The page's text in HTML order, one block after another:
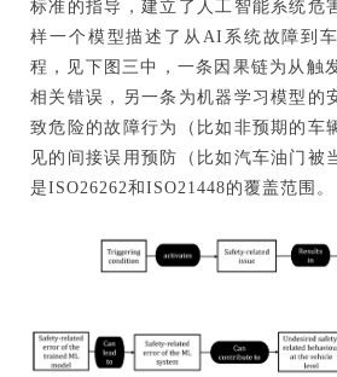
标准的指导，建立了人工智能系统危
样一个模型描述了从AI系统故障到
程，见下图三中，一条因果链为从触
相关错误，另一条为机器学习模型的
致危险的故障行为（比如非预期的车
见的间接误用预防（比如汽车油门被
是ISO26262和ISO21448的覆盖范围。